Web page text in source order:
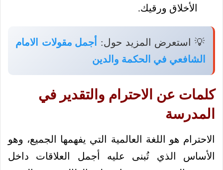
الأخلاق ورقيك.
💡 استعرض المزيد حول:
أجمل مقولات الامام
الشافعي في الحكمة والدين
كلمات عن الاحترام والتقدير في
المدرسة
الاحترام هو اللغة العالمية التي يفهمها الجميع، وهو
الأساس الذي تُبنى عليه أجمل العلاقات داخل